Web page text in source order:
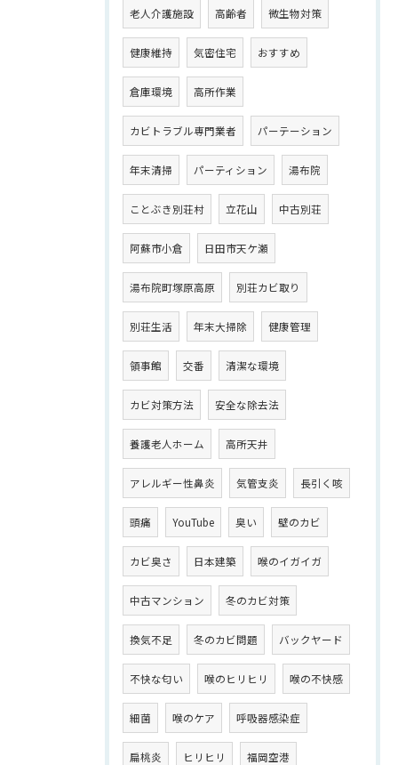
老人介護施設 高齢者 微生物対策
健康維持 気密住宅 おすすめ
倉庫環境 高所作業
カビトラブル専門業者 パーテーション
年末清掃 パーティション 湯布院
ことぶき別荘村 立花山 中古別荘
阿蘇市小倉 日田市天ケ瀬
湯布院町塚原高原 別荘カビ取り
別荘生活 年末大掃除 健康管理
領事館 交番 清潔な環境
カビ対策方法 安全な除去法
養護老人ホーム 高所天井
アレルギー性鼻炎 気管支炎 長引く咳
頭痛 YouTube 臭い 壁のカビ
カビ臭さ 日本建築 喉のイガイガ
中古マンション 冬のカビ対策
換気不足 冬のカビ問題 バックヤード
不快な匂い 喉のヒリヒリ 喉の不快感
細菌 喉のケア 呼吸器感染症
扁桃炎 ヒリヒリ 福岡空港